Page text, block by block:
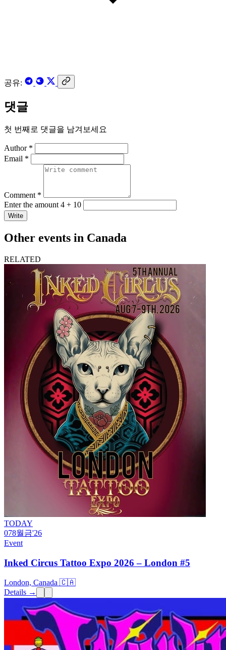
공유:
댓글
첫 번째로 댓글을 남겨보세요
Author *
Email *
Comment *
Enter the amount 4 + 10
Write
Other events in Canada
RELATED
TODAY
078월금'26
Event
Inked Circus Tattoo Expo 2026 – London #5
London, Canada 🇨🇦
Details →